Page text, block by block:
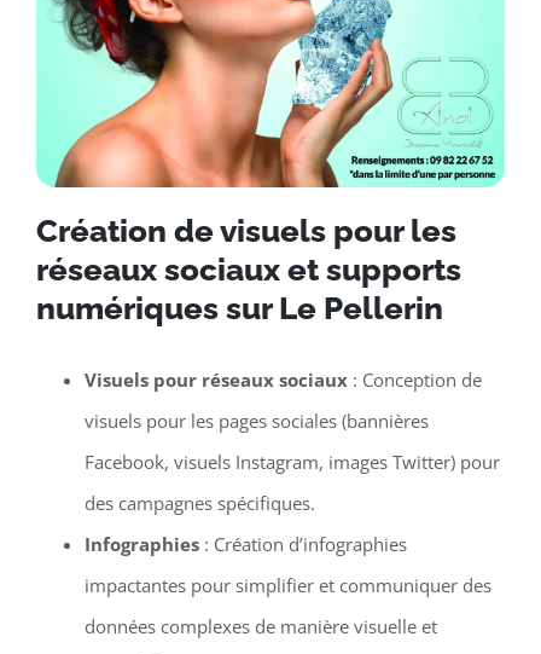
Création de visuels pour les
réseaux sociaux et supports
numériques sur Le Pellerin
Visuels pour réseaux sociaux: Conception de
visuels pour les pages sociales (bannières
Facebook, visuels Instagram, images Twitter) pour
des campagnes spécifiques.
Infographies: Création d’infographies
impactantes pour simplifier et communiquer des
données complexes de manière visuelle et